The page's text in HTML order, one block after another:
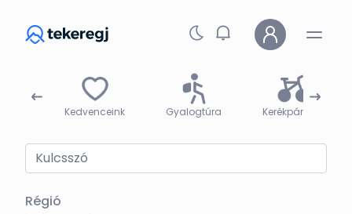
Kedvenceink Gyalogtúra Kerékpártúra
Régió